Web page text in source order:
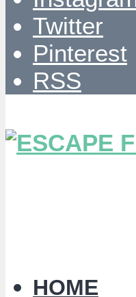
Twitter
Pinterest
RSS
HOME